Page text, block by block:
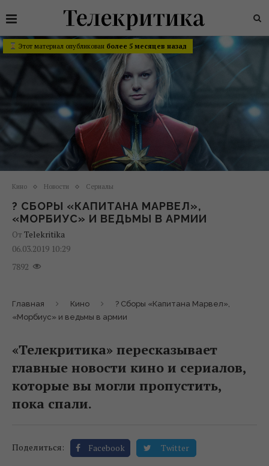
Этот материал опубликован более 5 месяцев назад
Кино Новости Сериалы
? СБОРЫ «КАПИТАНА МАРВЕЛ»,
«МОРБИУС» И ВЕДЬМЫ В АРМИИ
От Telekritika
06.03.2019 10:29
7892
Главная Кино
? Сборы «Капитана Марвел»,
«Морбиус» и ведьмы в армии
«Телекритика» пересказывает
главные новости кино и сериалов,
которые вы могли пропустить,
пока спали.
Поделиться: Facebook Twitter